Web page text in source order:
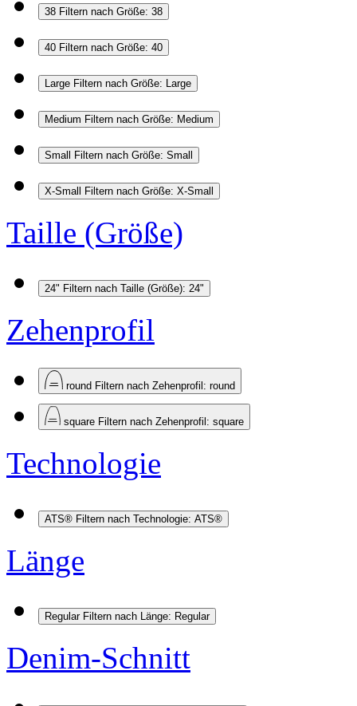
38 Filtern nach Größe: 38
40 Filtern nach Größe: 40
Large Filtern nach Größe: Large
Medium Filtern nach Größe: Medium
Small Filtern nach Größe: Small
X-Small Filtern nach Größe: X-Small
Taille (Größe)
24" Filtern nach Taille (Größe): 24"
Zehenprofil
round Filtern nach Zehenprofil: round
square Filtern nach Zehenprofil: square
Technologie
ATS® Filtern nach Technologie: ATS®
Länge
Regular Filtern nach Länge: Regular
Denim-Schnitt